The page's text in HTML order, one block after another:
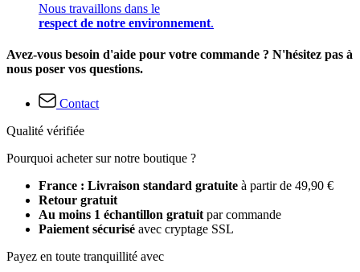
Nous travaillons dans le
respect de notre environnement.
Avez-vous besoin d'aide pour votre commande ? N'hésitez pas à
nous poser vos questions.
Contact
Qualité vérifiée
Pourquoi acheter sur notre boutique ?
France : Livraison standard gratuite à partir de 49,90 €
Retour gratuit
Au moins 1 échantillon gratuitpar commande
Paiement sécurisé avec cryptage SSL
Payez en toute tranquillité avec